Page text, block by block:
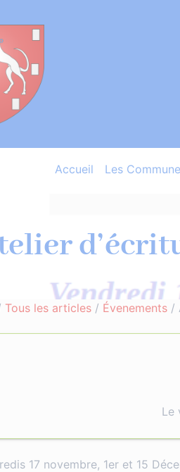
Accueil Les
Tous les articles / Évenements /
Le
17 novembre, 1er et 15